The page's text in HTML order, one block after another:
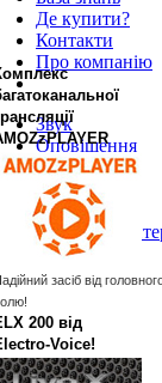
Де купити?
Контакти
Про компанію
Звук
Оповіщення
Кабель
Ферми
Роз'єми
DANTE™
засіб від
200 від